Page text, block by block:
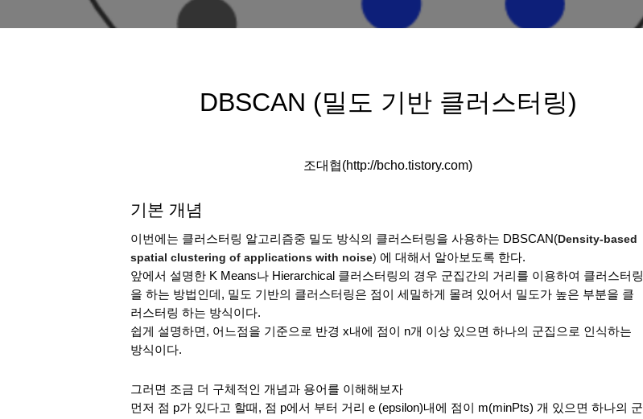
DBSCAN (밀도 기반 클러스터링)
조대협(http://bcho.tistory.com)
기본 개념
이번에는 클러스터링 알고리즘중 밀도 방식의 클러스터링을 사용하는 DBSCAN(Density-based
spatial clustering of applications with noise) 에 대해서 알아보도록 한다.
앞에서 설명한 K Means나 Hierarchical 클러스터링의 경우 군집간의 거리를 이용하여 클러스터링
을 하는 방법인데, 밀도 기반의 클러스터링은 점이 세밀하게 몰려 있어서 밀도가 높은 부분을 클
러스터링 하는 방식이다.
쉽게 설명하면, 어느점을 기준으로 반경 x내에 점이 n개 이상 있으면 하나의 군집으로 인식하는
방식이다.
그러면 조금 더 구체적인 개념과 용어를 이해해보자
먼저 점 p가 있다고 할때, 점 p에서 부터 거리 e (epsilon)내에 점이 m(minPts) 개 있으면 하나의 군